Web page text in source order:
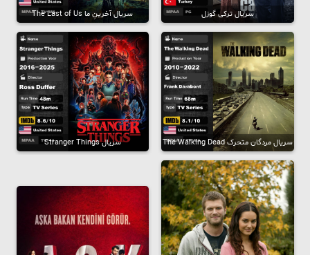
سریال ترکی گوزل سریال آخرینِ ما The Last of Us
سریال مردگان متحرک The Walking Dead سریال Stranger Things